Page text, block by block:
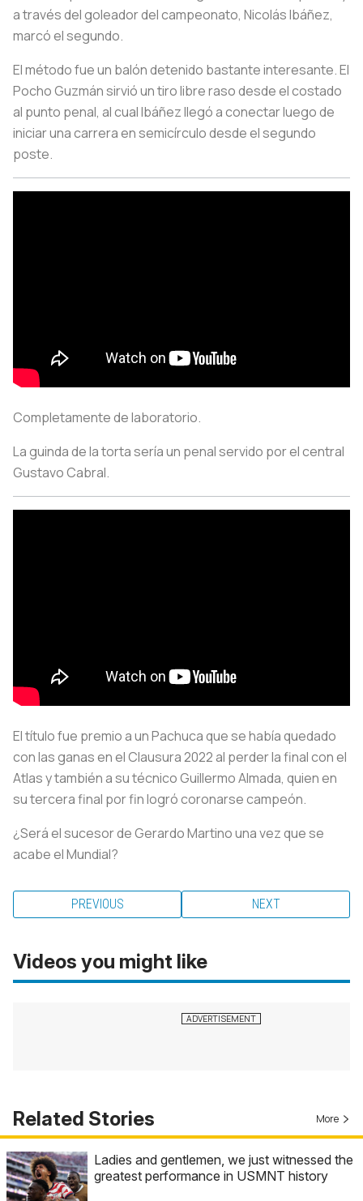
a través del goleador del campeonato, Nicolás Ibáñez,
marcó el segundo.
El método fue un balón detenido bastante interesante. El
Pocho Guzmán sirvió un tiro libre raso desde el costado
al punto penal, al cual Ibáñez llegó a conectar luego de
iniciar una carrera en semicírculo desde el segundo
poste.
Completamente de laboratorio.
La guinda de la torta sería un penal servido por el central
Gustavo Cabral.
El título fue premio a un Pachuca que se había quedado
con las ganas en el Clausura 2022 al perder la final con el
Atlas y también a su técnico Guillermo Almada, quien en
su tercera final por fin logró coronarse campeón.
¿Será el sucesor de Gerardo Martino una vez que se
acabe el Mundial?
PREVIOUS NEXT
Videos you might like
Related Stories More
Ladies and gentlemen, we just witnessed the
greatest performance in USMNT history